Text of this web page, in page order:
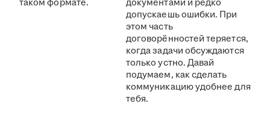
таком формате.
документами и редко
допускаешь ошибки. При
этом часть
договорённостей теряется,
когда задачи обсуждаются
только устно. Давай
подумаем, как сделать
коммуникацию удобнее для
тебя.